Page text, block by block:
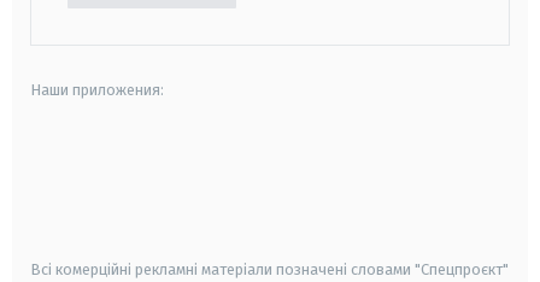
Наши приложения:
Всі комерційні рекламні матеріали позначені словами "Спецпроєкт"